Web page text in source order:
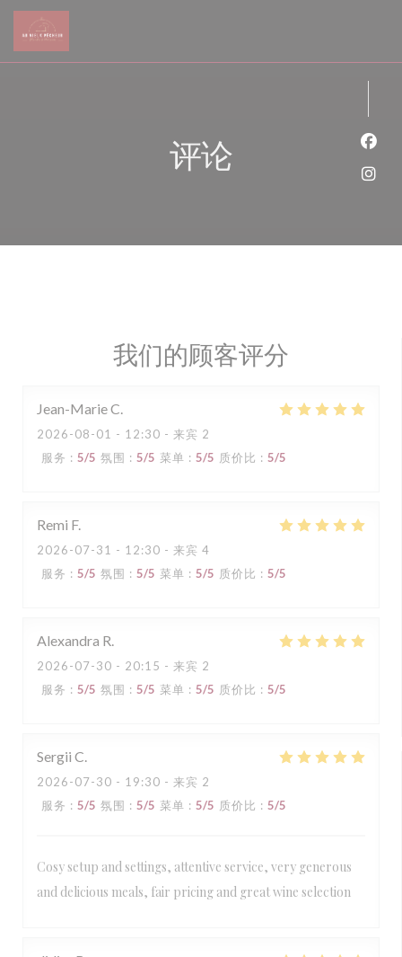
Cookie管理面板
评论
我们的顾客评分
Jean-MarieC
2026-08-01 - 12:30 - 来宾 2
服务 : 5/5 氛围 : 5/5 菜单 : 5/5 质价比 : 5/5
Remi F
2026-07-31 - 12:30 - 来宾 4
服务 : 5/5 氛围 : 5/5 菜单 : 5/5 质价比 : 5/5
Alexandra R
2026-07-30 - 20:15 - 来宾 2
服务 : 5/5 氛围 : 5/5 菜单 : 5/5 质价比 : 5/5
Sergii C
2026-07-30 - 19:30 - 来宾 2
服务 : 5/5 氛围 : 5/5 菜单 : 5/5 质价比 : 5/5
Cosy setup and settings, attentive service, very generous
and delicious meals, fair pricing and great wine selection